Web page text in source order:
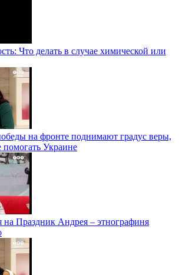
Что делать в случае химической или
на фронте поднимают градус веры,
Украине
на Праздник Андрея – этнографиня